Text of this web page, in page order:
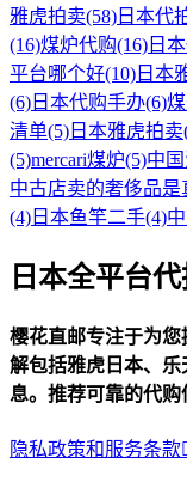
雅虎拍卖(58) 日本代
(16)煤炉代购(16) 日
平台哪个好(10) 日本
(6) 日本代购手办(6)
清单(5) 日本雅虎拍卖
(5)mercari煤炉(5)中
中古店卖的奢侈品是
(4) 日本鱼竿二手(4)
日本全平台
樱花直邮专注于为
解包括雅虎日本、
息。推荐可靠的代购
隐私政策和服务条款